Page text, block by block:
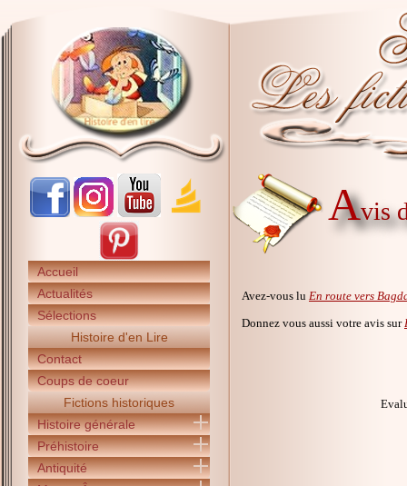
Accueil
Actualités
Sélections
Histoire d'en Lire
Contact
Coups de coeur
Fictions historiques
Histoire générale
Préhistoire
Antiquité
Avis
Avez-vous lu En route vers
Donnez vous aussi votre avis sur